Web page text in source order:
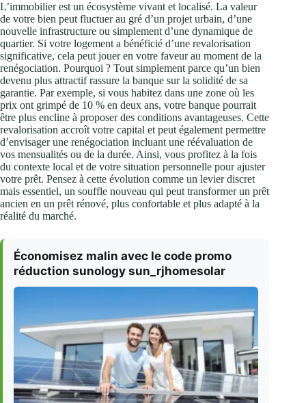
L’immobilier est un écosystème vivant et localisé. La valeur
de votre bien peut fluctuer au gré d’un projet urbain, d’une
nouvelle infrastructure ou simplement d’une dynamique de
quartier. Si votre logement a bénéficié d’une revalorisation
significative, cela peut jouer en votre faveur au moment de la
renégociation. Pourquoi ? Tout simplement parce qu’un bien
devenu plus attractif rassure la banque sur la solidité de sa
garantie. Par exemple, si vous habitez dans une zone où les
prix ont grimpé de 10 % en deux ans, votre banque pourrait
être plus encline à proposer des conditions avantageuses. Cette
revalorisation accroît votre capital et peut également permettre
d’envisager une renégociation incluant une réévaluation de
vos mensualités ou de la durée. Ainsi, vous profitez à la fois
du contexte local et de votre situation personnelle pour ajuster
votre prêt. Pensez à cette évolution comme un levier discret
mais essentiel, un souffle nouveau qui peut transformer un prêt
ancien en un prêt rénové, plus confortable et plus adapté à la
réalité du marché.
Économisez malin avec le code promo
réduction sunology sun_rjhomesolar